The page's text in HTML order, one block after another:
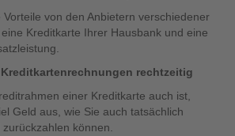
Vorteile von den Anbietern verschiedener
Kreditkarte Ihrer Hausbank und eine
rechtzeitig
einer Kreditkarte auch ist,
Geld aus, wie Sie auch tatsächlich
können.